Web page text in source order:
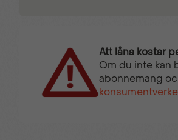
Att låna kostar
Om du inte kan
abonnemang